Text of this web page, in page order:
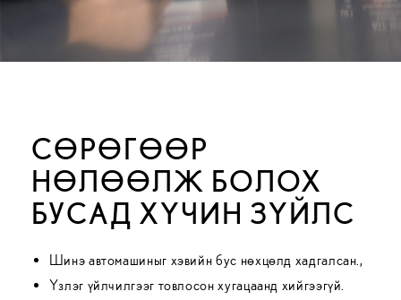
CӨРӨГӨӨР
НӨЛӨӨЛЖ БОЛОХ
БУСАД ХҮЧИН ЗҮЙЛС
Шинэ автомашиныг хэвийн бус нөхцөлд хадгалсан.,
Үзлэг үйлчилгээг товлосон хугацаанд хийгээгүй.